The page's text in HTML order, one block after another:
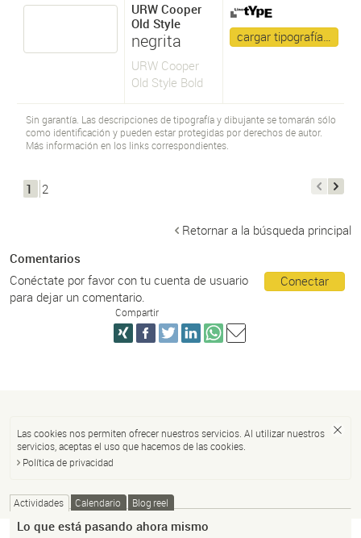
URW Cooper
Old Style
negrita
URW Cooper
Old Style Bold
cargar tipografía…
Sin garantía. Las descripciones de tipografía y dibujante se tomarán sólo
como identificación y pueden estar protegidas por derechos de autor.
Más información en los links correspondientes.
1 2
Retornar a la búsqueda principal
Comentarios
Conectar
Conéctate por favor con tu cuenta de usuario
para dejar un comentario.
Compartir
Las cookies nos permiten ofrecer nuestros servicios. Al utilizar nuestros
servicios, aceptas el uso que hacemos de las cookies.
Política de privacidad
Actividades Calendario Blog reel
Lo que está pasando ahora mismo